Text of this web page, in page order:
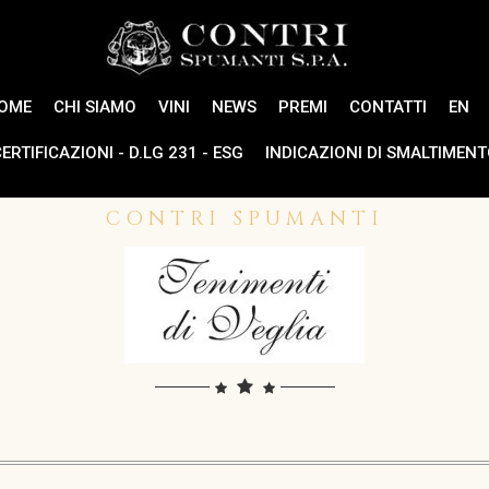
CHI SIAMO VINI NEWS PREMI CONTATTI EN
- D.LG 231 - ESG INDICAZIONI DI
CONTRI SPUMANTI